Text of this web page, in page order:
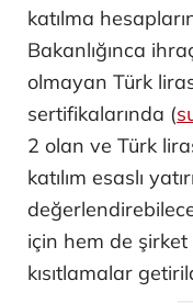
katılma
Bakanlığınca
olmayan Türk
sertifikalarında (
2 olan ve Türk
katılım esaslı
için hem de şirket
kısıtlamalar